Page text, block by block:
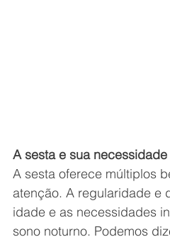
A sesta e sua necessidade
A sesta oferece múltiplos
atenção. A regularidade e
idade e as necessidades
sono noturno. Podemos